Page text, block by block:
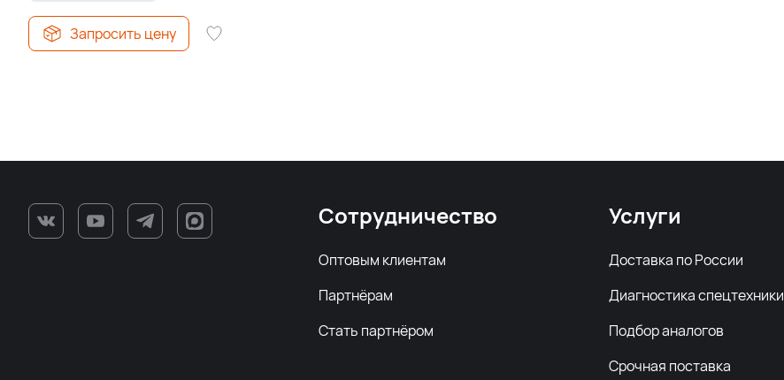
Запросить цену
Сотрудничество
Оптовым клиентам
Партнёрам
Стать партнёром
Услуги
Доставка по России
Диагностика спецтехники
Подбор аналогов
Срочная поставка